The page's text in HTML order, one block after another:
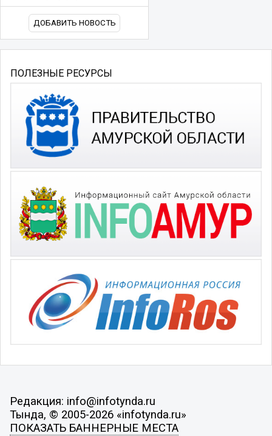
ДОБАВИТЬ НОВОСТЬ
ПОЛЕЗНЫЕ РЕСУРСЫ
Редакция: info@infotynda.ru
Тында, © 2005-2026 «infotynda.ru»
ПОКАЗАТЬ БАННЕРНЫЕ МЕСТА